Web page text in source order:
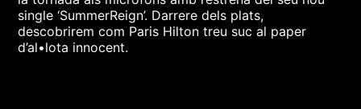
single ‘SummerReign’. Darrere dels plats,
descobrirem com Paris Hilton treu suc al paper
d’al•lota innocent.